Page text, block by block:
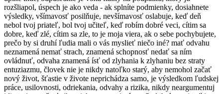
rozšliapol, úspech je ako veda - ak splníte podmienky, dosiahnete
výsledky, všímavosť posilňuje, nevšímavosť oslabuje, keď deň
nebol tvoj priateľ, bol tvoj učiteľ, keď robím dobré veci, cítim sa
dobre, keď zlé, cítim sa zle, to je moja viera, ak o sebe pochybujete,
prečo by si druhí ľudia mali o vás myslieť niečo iné? mať odvahu
neznamená nemať strach, znamená schopnosť nedať sa ním
ovládnuť, odvaha znamená ísť od zlyhania k zlyhaniu bez straty
entuziazmu, človek nie je nikdy natoľko starý, aby nemohol začať
nový život, šťastie v živote neprichádza samo, je výsledkom ľudskej
práce, usilovnosti, odriekania, odvahy a rizika, nikdy neargumentuj